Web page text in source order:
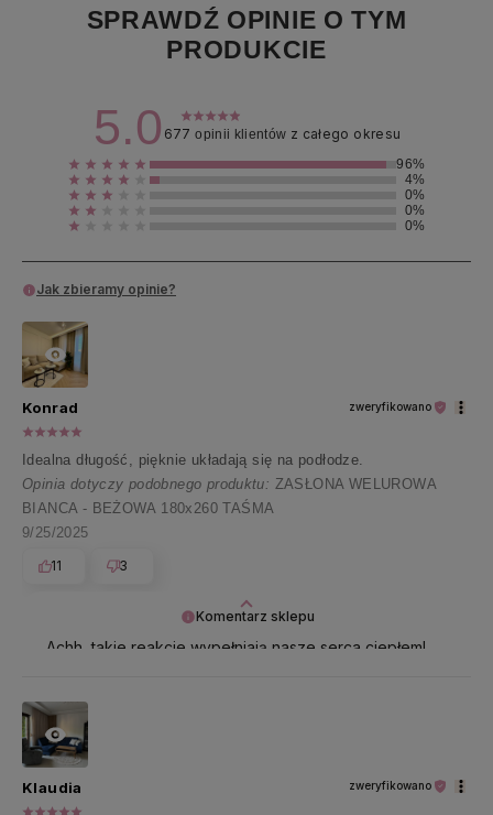
SPRAWDŹ OPINIE O TYM
PRODUKCIE
5.0 677 opinii klientów z całego okresu
96%
4%
0%
0%
0%
Jak zbieramy opinie?
Komentarz sklepu
Achh, takie reakcje wypełniają nasze serca ciepłem!
Konrad zweryfikowano
Idealna długość, pięknie układają się na podłodze.
Opinia dotyczy podobnego produktu: ZASŁONA WELUROWA
BIANCA - BEŻOWA 180x260 TAŚMA
9/25/2025
11
3
Klaudia zweryfikowano